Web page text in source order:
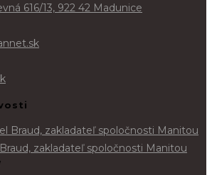
616/13, 922 42 Madunice
zakladateľ spoločnosti Manitou